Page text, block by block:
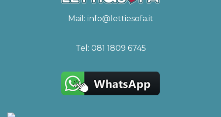
Mail: info@lettiesofa.it
Tel: 081 1809 6745